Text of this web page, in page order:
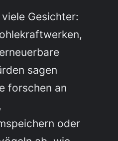
Gesichter:
sagen
forschen an
oder